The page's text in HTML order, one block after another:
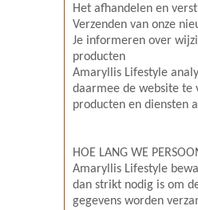
Het afhandelen en
Verzenden van onze
Je informeren over
producten
Amaryllis Lifestyle
daarmee de website te
producten en diensten
HOE LANG WE
Amaryllis Lifestyle
dan strikt nodig is om
gegevens worden